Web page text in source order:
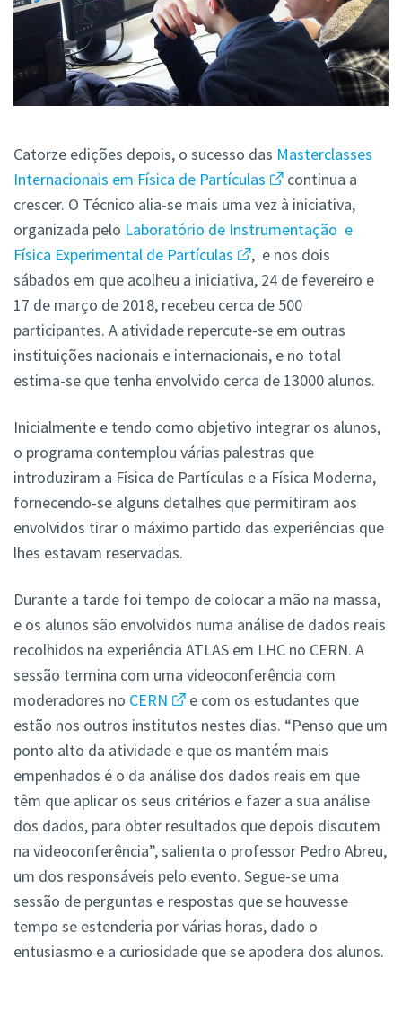
Catorze edições depois, o sucesso das Masterclasses
Internacionais em Física de Partículas
continua a
crescer. O Técnico alia-se mais uma vez à iniciativa,
organizada pelo Laboratório de Instrumentação e
Física Experimental de Partículas
, e nos dois
sábados em que acolheu a iniciativa, 24 de fevereiro e
17 de março de 2018, recebeu cerca de 500
participantes. A atividade repercute-se em outras
instituições nacionais e internacionais, e no total
estima-se que tenha envolvido cerca de 13000 alunos.
Inicialmente e tendo como objetivo integrar os alunos,
o programa contemplou várias palestras que
introduziram a Física de Partículas e a Física Moderna,
fornecendo-se alguns detalhes que permitiram aos
envolvidos tirar o máximo partido das experiências que
lhes estavam reservadas.
Durante a tarde foi tempo de colocar a mão na massa,
e os alunos são envolvidos numa análise de dados reais
recolhidos na experiência ATLAS em LHC no CERN. A
sessão termina com uma videoconferência com
moderadores no CERN
e com os estudantes que
estão nos outros institutos nestes dias. “Penso que um
ponto alto da atividade e que os mantém mais
empenhados é o da análise dos dados reais em que
têm que aplicar os seus critérios e fazer a sua análise
dos dados, para obter resultados que depois discutem
na videoconferência”, salienta o professor Pedro Abreu,
um dos responsáveis pelo evento. Segue-se uma
sessão de perguntas e respostas que se houvesse
tempo se estenderia por várias horas, dado o
entusiasmo e a curiosidade que se apodera dos alunos.